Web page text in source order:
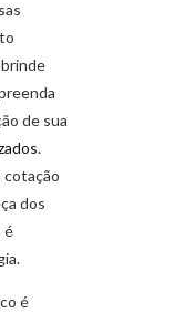
de sua
.
cotação
dos
é
é